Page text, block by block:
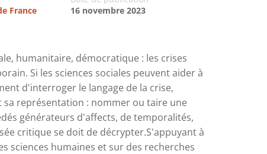
France
16 novembre 2023
humanitaire, démocratique : les crises
Si les sciences sociales peuvent aider à
d'interroger le langage de la crise,
représentation : nommer ou taire une
générateurs d'affects, de temporalités,
critique se doit de décrypter.S'appuyant à
sciences humaines et sur des recherches